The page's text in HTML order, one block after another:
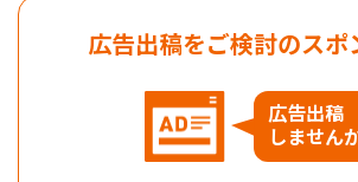
広告出稿をご検討のスポ
広告出稿
しません